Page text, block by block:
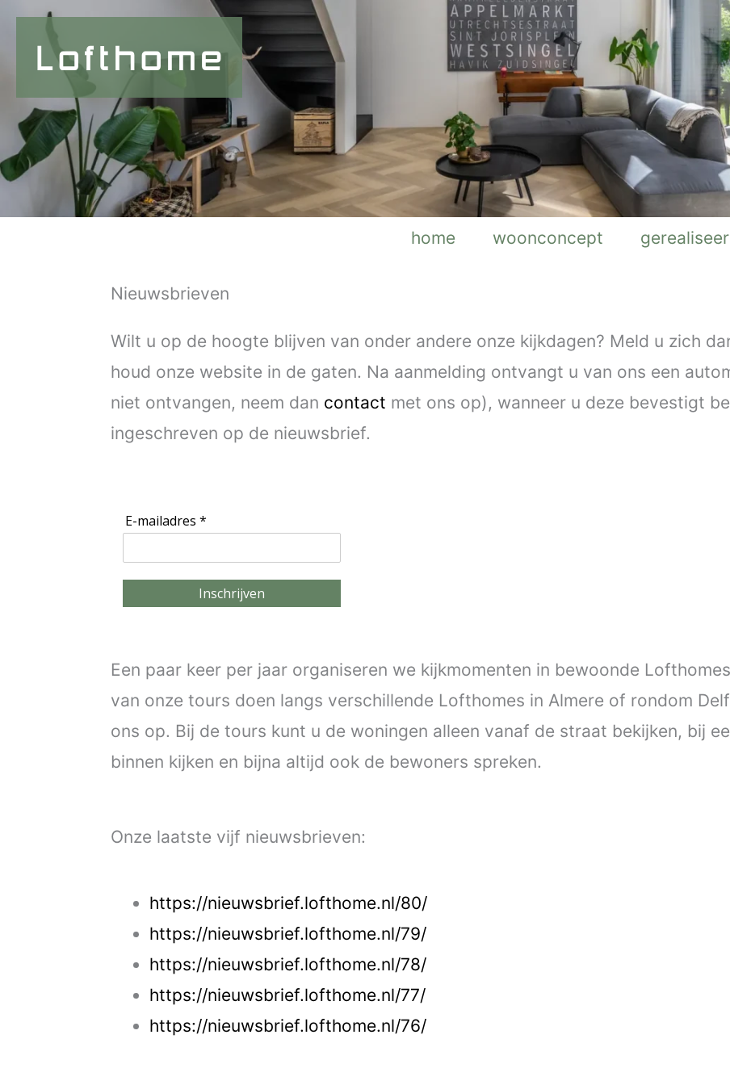
Ga
inhoud
home woonconcept
Nieuwsbrieven
Wilt u op de hoogte blijven van onder andere onze kijkdagen? Meld u zich
houd onze website in de gaten. Na aanmelding ontvangt u van ons een
niet ontvangen, neem dan contact met ons op), wanneer u deze bevestigt
ingeschreven op de nieuwsbrief.
E-mailadres *
Inschrijven
Een paar keer per jaar organiseren we kijkmomenten in bewoonde
van onze tours doen langs verschillende Lofthomes in Almere of rondom
ons op. Bij de tours kunt u de woningen alleen vanaf de straat bekijken, bij
binnen kijken en bijna altijd ook de bewoners spreken.
Onze laatste vijf nieuwsbrieven:
https://nieuwsbrief.lofthome.nl/80/
https://nieuwsbrief.lofthome.nl/79/
https://nieuwsbrief.lofthome.nl/78/
https://nieuwsbrief.lofthome.nl/77/
https://nieuwsbrief.lofthome.nl/76/